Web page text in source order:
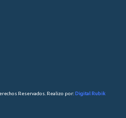
Reservados. Realizo por: Digital Rubik